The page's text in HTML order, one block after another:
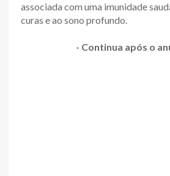
associada com uma imunidade
curas e ao sono profundo.
- Continua após o